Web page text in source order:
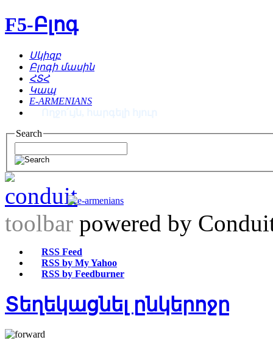
F5-Բլոգ
Սկիզբ
Բլոգի մասին
ՀՏՀ
Կապ
E-ARMENIANS
Search
toolbar powered by
RSS Feed
RSS by My Yahoo
RSS by Feedburner
Տեղեկացնել ընկերոջը